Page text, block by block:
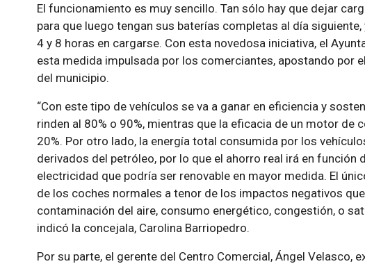
El funcionamiento es muy sencillo. Tan sólo hay que dejar
para que luego tengan sus baterías completas al día
4 y 8 horas en cargarse. Con esta novedosa iniciativa, el
esta medida impulsada por los comerciantes, apostando por
del municipio.
“Con este tipo de vehículos se va a ganar en eficiencia y
rinden al 80% o 90%, mientras que la eficacia de un motor de
20%. Por otro lado, la energía total consumida por los
derivados del petróleo, por lo que el ahorro real irá en función
electricidad que podría ser renovable en mayor medida. El
de los coches normales a tenor de los impactos negativos
contaminación del aire, consumo energético, congestión, o
indicó la concejala, Carolina Barriopedro.
Por su parte, el gerente del Centro Comercial, Ángel Velasco,